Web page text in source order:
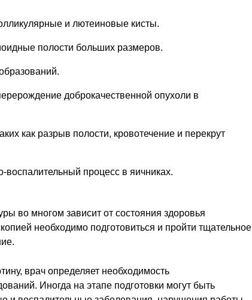
и лютеиновые кисты.
полости больших размеров.
доброкачественной опухоли в
как разрыв полости, кровотечение и перекрут
процесс в яичниках.
во многом зависит от состояния здоровья
необходимо подготовиться и пройти тщательное
врач определяет необходимость
Иногда на этапе подготовки могут быть